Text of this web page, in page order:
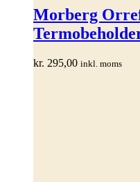
har
flere
Morberg
kr. 295,00 inkl. moms